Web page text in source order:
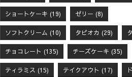
ショートケーキ (19) ゼリー (8)
ソフトクリーム (10) タピオカ (29)
チョコレート (135) チーズケーキ (35)
ティラミス (15) テイクアウト (17)